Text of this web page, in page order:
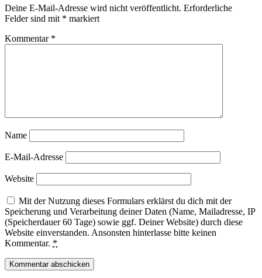
Deine E-Mail-Adresse wird nicht veröffentlicht. Erforderliche
Felder sind mit * markiert
Kommentar *
Name
E-Mail-Adresse
Website
Mit der Nutzung dieses Formulars erklärst du dich mit der
Speicherung und Verarbeitung deiner Daten (Name, Mailadresse, IP
(Speicherdauer 60 Tage) sowie ggf. Deiner Website) durch diese
Website einverstanden. Ansonsten hinterlasse bitte keinen
Kommentar. *